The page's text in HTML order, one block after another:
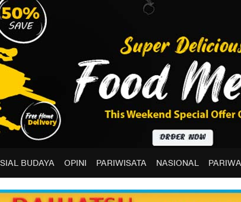
BUDAYA OPINI PARIWISATA NASIONAL